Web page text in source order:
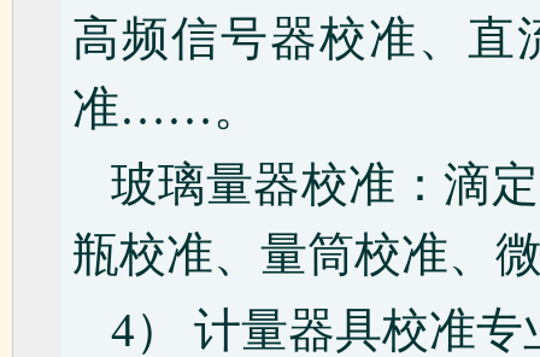
高频信号器校准、直
准……。
玻璃量器校准：滴
瓶校准、量筒校准、
4） 计量器具校准